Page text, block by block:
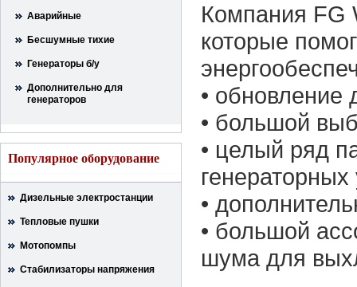
Аварийные
Бесшумные тихие
Генераторы б/у
Дополнительно для
генераторов
Популярное оборудование
Дизельные электростанции
Тепловые пушки
Мотопомпы
Стабилизаторы напряжения
Компания FG
которые
• обновление
• большой
• целый ряд
генераторных
•
• большой
шума для